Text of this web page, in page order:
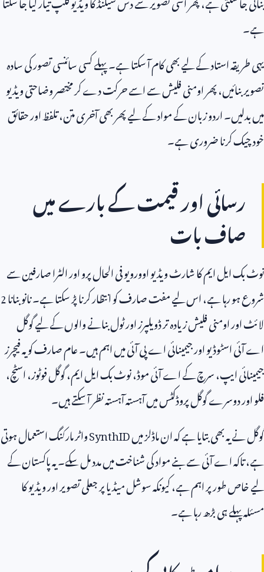
ہے۔
یہی طریقہ استاد کے لیے بھی کام آ سکتا ہے۔ پہلے کسی سائنسی تصور کی سادہ
تصویر بنائیں، پھر اومنی فلیش سے اسے حرکت دے کر مختصر وضاحتی ویڈیو
میں بدلیں۔ اردو زبان کے مواد کے لیے پھر بھی آخری متن، تلفظ اور حقائق
خود چیک کرنا ضروری ہے۔
رسائی اور قیمت کے بارے میں
صاف بات
نوٹ بک ایل ایم کا شارٹ ویڈیو اوورویو فی الحال پرو اور الٹرا صارفین سے
شروع ہو رہا ہے، اس لیے مفت صارف کو انتظار کرنا پڑ سکتا ہے۔ نانو بنانا2
لائٹ اور اومنی فلیش زیادہ تر ڈویلپرز اور ٹول بنانے والوں کے لیے گوگل
اے آئی اسٹوڈیو اور جیمینائی اے پی آئی میں اہم ہیں۔ عام صارف کو یہ فیچرز
جیمینائی ایپ، سرچ کے اے آئی موڈ، نوٹ بک ایل ایم، گوگل فوٹوز، اسٹچ،
فلو اور دوسرے گوگل پروڈکٹس میں آہستہ آہستہ نظر آ سکتے ہیں۔
گوگل نے یہ بھی بتایا ہے کہ ان ماڈلز میںSynthIDواٹر مارکنگ استعمال ہوتی
ہے، تاکہ اے آئی سے بنے مواد کی شناخت میں مدد مل سکے۔ یہ پاکستان کے
لیے خاص طور پر اہم ہے، کیونکہ سوشل میڈیا پر جعلی تصویر اور ویڈیو کا
مسئلہ پہلے ہی بڑھ رہا ہے۔